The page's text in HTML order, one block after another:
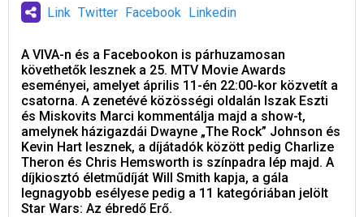
Link Twitter Facebook Linkedin
A VIVA-n és a Facebookon is párhuzamosan
követhetők lesznek a 25. MTV Movie Awards
eseményei, amelyet április 11-én 22:00-kor közvetít a
csatorna. A zenetévé közösségi oldalán Iszak Eszti
és Miskovits Marci kommentálja majd a show-t,
amelynek házigazdái Dwayne „The Rock” Johnson és
Kevin Hart lesznek, a díjátadók között pedig Charlize
Theron és Chris Hemsworth is színpadra lép majd. A
díjkiosztó életműdíját Will Smith kapja, a gála
legnagyobb esélyese pedig a 11 kategóriában jelölt
Star Wars: Az ébredő Erő.